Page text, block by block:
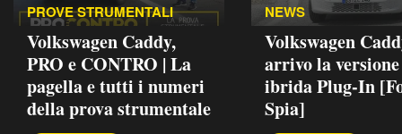
PROVE STRUMENTALI
Volkswagen Caddy,
PRO e CONTRO | La
pagella e tutti i numeri
della prova strumentale
NEWS
Volkswagen
arrivo la versione
ibrida Plug-In
Spia]